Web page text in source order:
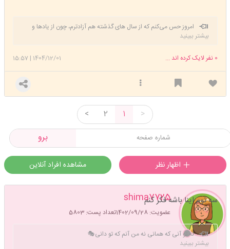
امروز حس می‌کنم که از سال های گذشته هم آزادترم، چون از یادها و
امیدهای واهی رها شده‌ام. می‌دانم که هیچ چیز دوام ندارد.
بیشتر ببینید
1404/12/01
|
15:57 0 نفر لایک کرده اند ...
>
1
2
<
برو
مشاهده افراد آنلاین
shima7725
عضویت: 1402/09/28 تعداد پست: 5803
سه توم اینا باشه فکر کنم
نه تو آنی که همانی نه من آنم که تو دانی🎭
بیشتر ببینید